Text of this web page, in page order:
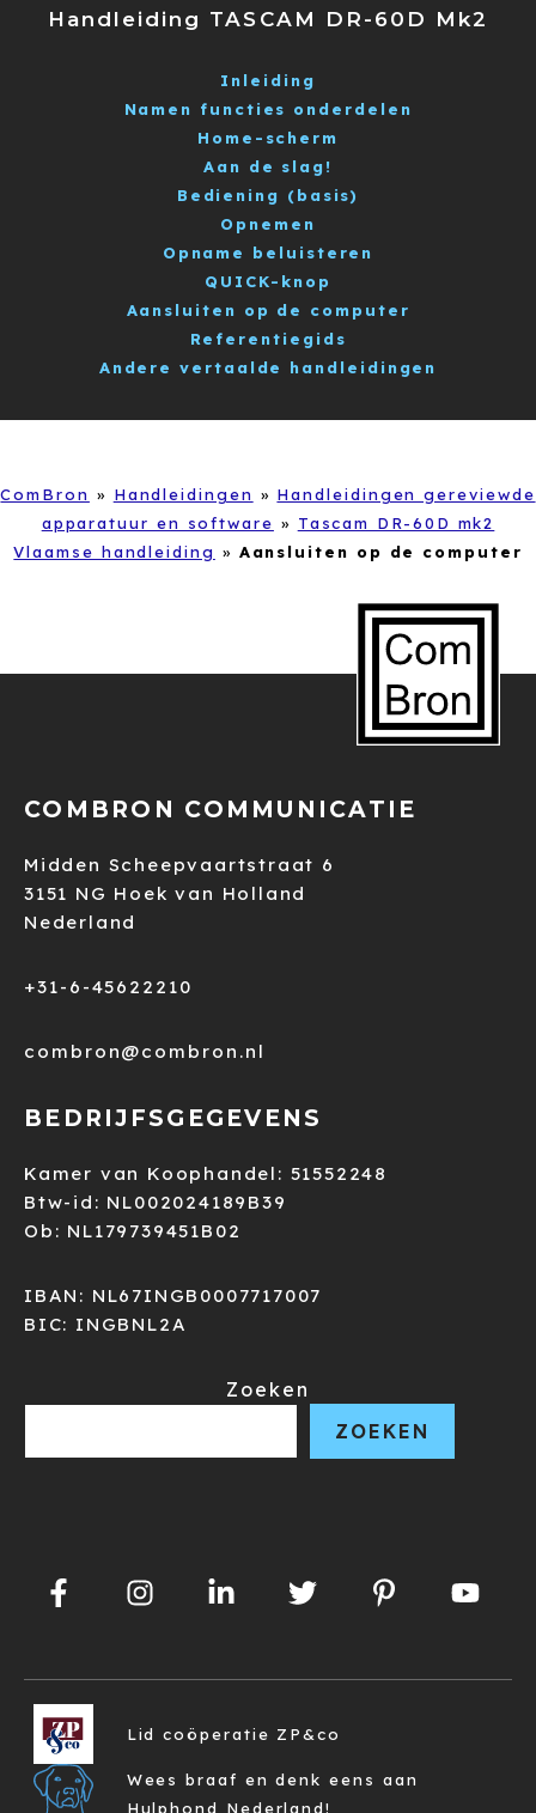
Handleiding TASCAM DR-60D Mk2
Inleiding
Namen functies onderdelen
Home-scherm
Aan de slag!
Bediening (basis)
Opnemen
Opname beluisteren
QUICK-knop
Aansluiten op de computer
Referentiegids
Andere vertaalde handleidingen
ComBron » Handleidingen » Handleidingen gereviewde
apparatuur en software » Tascam DR-60D mk2
Vlaamse handleiding » Aansluiten op de computer
COMBRON COMMUNICATIE
Midden Scheepvaartstraat 6
3151 NG Hoek van Holland
Nederland
+31-6-45622210
combron@combron.nl
BEDRIJFSGEGEVENS
Kamer van Koophandel: 51552248
Btw-id: NL002024189B39
Ob: NL179739451B02
IBAN: NL67INGB0007717007
BIC: INGBNL2A
Zoeken
ZOEKEN
Lid coöperatie ZP&co
Wees braaf en denk eens aan
Hulphond Nederland!